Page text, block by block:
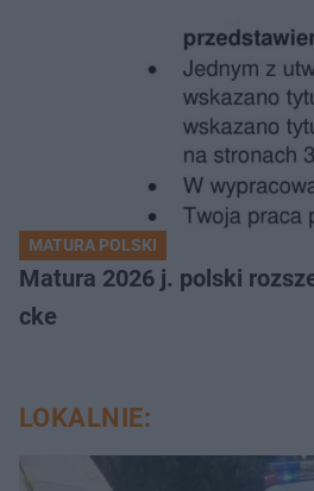
MATURA POLSKI
Matura 2026 j. polski
cke
LOKALNIE: